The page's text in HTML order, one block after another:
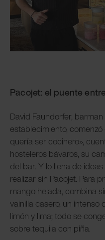
Pacojet: el puente
David Faundorfer,
establecimiento,
quería ser cocinero»,
hosteleros bávaros, su
del bar. Y lo llena de
realizar sin Pacojet. Para
mango helada, combina
vainilla casero, un
limón y lima; todo se
sobre tequila con piña.